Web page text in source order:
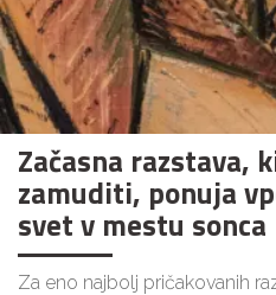
Začasna razstava,
zamuditi, ponuja
svet v mestu sonca
Za eno najbolj pričakovanih